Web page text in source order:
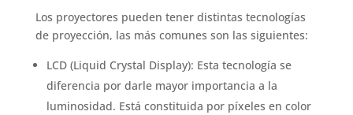
Los proyectores pueden tener distintas tecnologías
de proyección, las más comunes son las siguientes:
LCD (Liquid Crystal Display): Esta tecnología se
diferencia por darle mayor importancia a la
luminosidad. Está constituida por píxeles en color